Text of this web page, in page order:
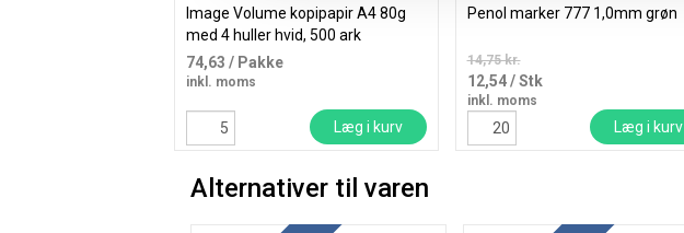
Image Volume kopipapir A4 80g
med 4 huller hvid, 500 ark
74,63 / Pakke
inkl. moms
Læg i kurv
Penol marker 777 1,0mm grøn
14,75 kr.
12,54/ Stk
inkl. moms
Læg i kurv
Alternativer til varen